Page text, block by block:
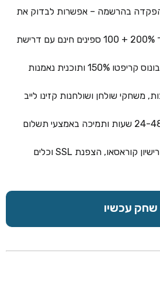
הפקדה בהרשמה – אפשרות לבדוק את
חבילת קבלת פנים עד 200% + 100 ספינים חינם עם דרישת
בונוסי רילוד שבועיים, בונוס קריפטו 150% ותוכנית נאמנות
משחקי שולחן ושולחנות קזינו לייב
משיכות מהירות תוך 24-48 שעות ותמיכה באמצעי תשלום
שירות לקוחות 24/7, רישיון קוראסאו, הצפנת SSL וכלים
שחק עכשיו